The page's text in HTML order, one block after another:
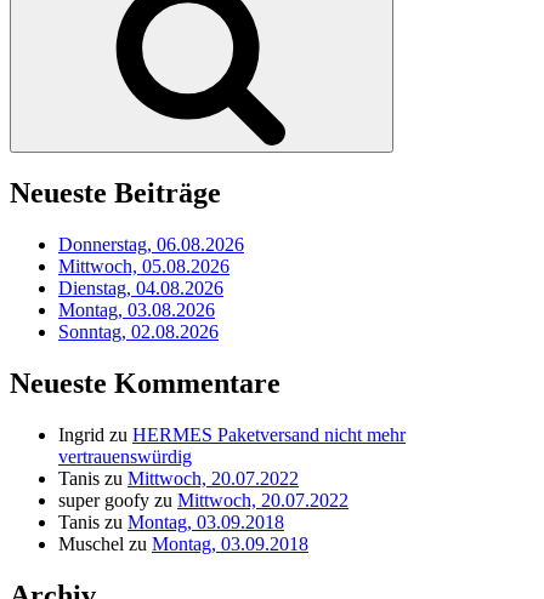
Neueste Beiträge
Donnerstag, 06.08.2026
Mittwoch, 05.08.2026
Dienstag, 04.08.2026
Montag, 03.08.2026
Sonntag, 02.08.2026
Neueste Kommentare
Ingrid zu HERMES Paketversand nicht mehr
vertrauenswürdig
Tanis zu Mittwoch, 20.07.2022
super goofy zu Mittwoch, 20.07.2022
Tanis zu Montag, 03.09.2018
Muschel zu Montag, 03.09.2018